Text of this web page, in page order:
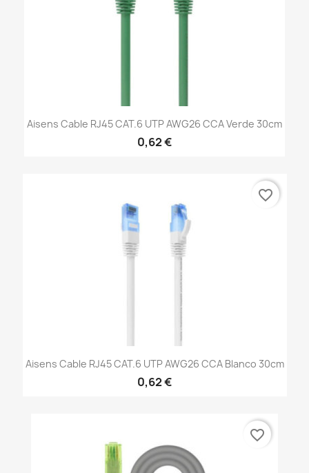
Aisens Cable RJ45 CAT.6 UTP AWG26 CCA Verde 30cm
0,62 €
Aisens Cable RJ45 CAT.6 UTP AWG26 CCA Blanco 30cm
0,62 €
favorite_border
favorite_border